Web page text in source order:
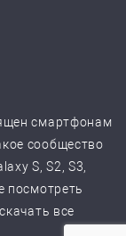
смартфонам
сообщество
S, S2, S3,
посмотреть
все